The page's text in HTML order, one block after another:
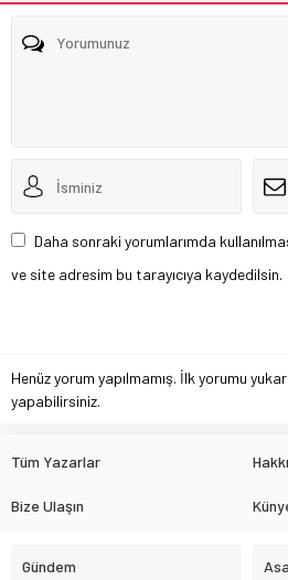
Daha sonraki yorumlarımda
ve site adresim bu tarayıcıya kaydedilsin.
Henüz yorum yapılmamış. İlk yorumu
yapabilirsiniz.
Tüm Yazarlar
Bize Ulaşın
Gündem